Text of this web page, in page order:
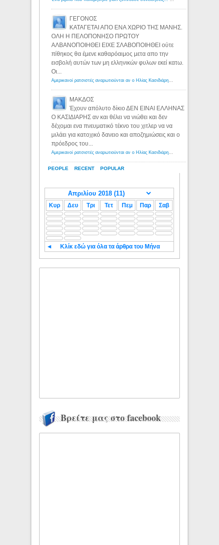
PEOPLE RECENT POPULAR
ΓΕΓΟΝΟΣ
ΚΑΤΑΓΕΤΑΙ ΑΠΟ ΕΝΑ ΧΩΡΙΟ ΤΗΣ ΜΑΝΗΣ.
ΟΛΗ Η ΠΕΛΟΠΟΝΗΣΟ ΠΡΩΤΟΥ
ΑΛΒΑΝΟΠΟΙΗΘΕΙ ΕΙΧΕ ΣΛΑΒΟΠΟΙΗΘΕΙ ούτε
πίθηκος θα έμενε καθαρόαιμος μετα απο την
εισβολή αυτών των μη ελληνικών φυλων εκεί κατω.
Οι...
ΜΑΚΔΟΣ
Έχουν απόλυτο δίκιο ΔΕΝ ΕΙΝΑΙ ΕΛΛΗΝΑΣ
Ο ΚΑΣΙΔΙΑΡΗΣ αν και θέλει να νιώθει και δεν
δέχομαι ενα πνευματικό τέκνο του χιτλερ να να
μιλάει για κατοχικό δανειο και αποζημιώσεις και ο
πρόεδρος του...
Κυρ Δευ Τρι Τετ Πεμ Παρ Σαβ
◄ Κλίκ εδώ για όλα τα άρθρα του Μήνα
Βρείτε μας στο facebook